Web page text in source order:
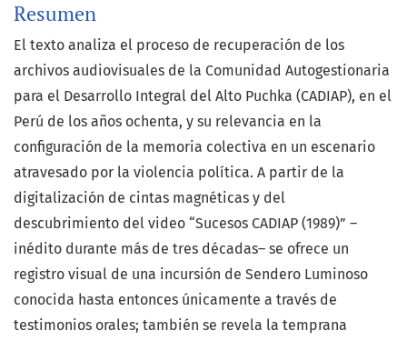
Resumen
El texto analiza el proceso de recuperación de los
archivos audiovisuales de la Comunidad Autogestionaria
para el Desarrollo Integral del Alto Puchka (CADIAP), en el
Perú de los años ochenta, y su relevancia en la
configuración de la memoria colectiva en un escenario
atravesado por la violencia política. A partir de la
digitalización de cintas magnéticas y del
descubrimiento del video “Sucesos CADIAP (1989)” –
inédito durante más de tres décadas– se ofrece un
registro visual de una incursión de Sendero Luminoso
conocida hasta entonces únicamente a través de
testimonios orales; también se revela la temprana